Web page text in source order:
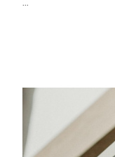
...